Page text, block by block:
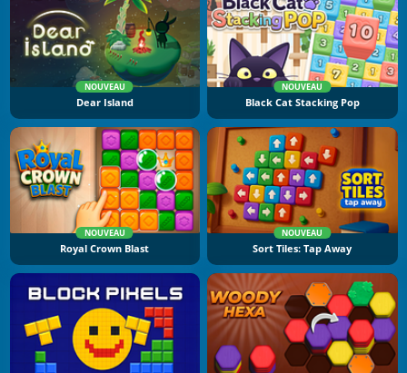
NOUVEAU
Dear Island
NOUVEAU
Black Cat Stacking Pop
NOUVEAU
Royal Crown Blast
NOUVEAU
Sort Tiles: Tap Away